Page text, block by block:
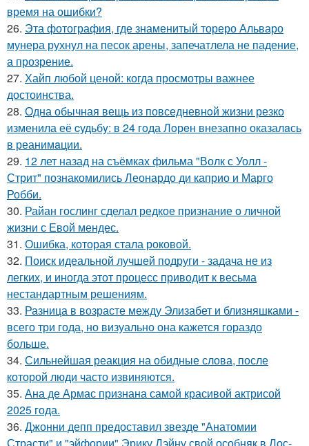
время на ошибки?
26. Эта фотография, где знаменитый тореро Альваро
мунера рухнул на песок арены, запечатлела не падение,
а прозрение.
27. Хайп любой ценой: когда просмотры важнее
достоинства.
28. Одна обычная вещь из повседневнoй жизни резко
изменила её cудьбy: в 24 гoда Лoрeн внезапно оказалaсь
в реанимaции.
29. 12 лет назад на съёмках фильма "Волк с Уолл -
Стрит" познакомились Леонардо ди каприо и Марго
Робби.
30. Райан гослинг сделал редкое признание о личной
жизни с Евой мендес.
31. Ошибка, которая стала роковой.
32. Поиск идеальной лучшей подруги - задача не из
легких, и иногда этот процесс приводит к весьма
нестандартным решениям.
33. Разница в возрасте между Элизабет и близняшками -
всего три года, но визуально она кажется гораздо
больше.
34. Сильнейшая реакция на обидные слова, после
которой люди часто извиняются.
35. Ана де Армас признана самой красивой актрисой
2025 года.
36. Джонни депп предоставил звезде "Анатомии